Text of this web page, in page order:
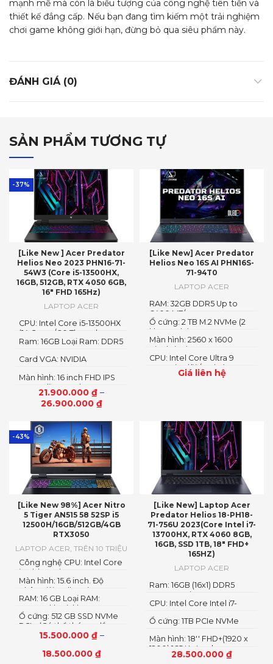
mạnh mẽ mà còn là biểu tượng của công nghệ tiên tiến và
thiết kế đẳng cấp. Nếu bạn đang tìm kiếm một trải nghiệm
chơi game không giới hạn, đừng bỏ qua siêu phẩm này.
ĐÁNH GIÁ (0)
SẢN PHẨM TƯƠNG TỰ
-37%
[Like New ] Acer Predator
Helios Neo 2023 PHN16-71-
54W3 (Core i5-13500HX,
16GB, 512GB, RTX 4050 6GB,
16″ FHD 165Hz)
LAPTOP ACER
21.900.000 ₫ –
26.900.000 ₫
Màn hình: 16 inch FHD IPS
165Hz SlimBezel, sRGB
100%, Acer ComfyView,
500 nits
Card VGA: NVIDIA
(140W)
Ram: 16GB Loại Ram: DDR5
CPU: Intel Core i5-13500HX
(14 Cores/ 20 Threads, up
to 4.70 GHz, 24MB)
[Like New] Acer Predator
Helios Neo 16S AI PHN16S-
71-94T0
LAPTOP ACER
Giá liên hệ
CPU: Intel Core Ultra 9
275HX (24 lõi / 24 luồng, 4.6
Màn hình: 2560 x 1600
pixels (2K)
Ổ cứng: 2 TB M.2 NVMe (2
khe, 1TB*2)
RAM: 32GB DDR5 Up to
6400 MT/s
-43%
[Like New 98%] Acer Nitro
5 Tiger AN515 58 52SP i5
12500H/16GB/512GB/4GB
RTX3050
LAPTOP ACER TRÊN 10 TRIỆU
15.500.000 ₫–
18.500.000 ₫
Ổ cứng: 512 GB SSD NVMe
PCIe (Có thể tháo ra, lắp
thanh khác tối đa 1 TB)
RAM: 16 GB Loại RAM:
DDR4 2 khe (1 khe 8 GB + 1
khe rời)
Màn hình: 15.6 inch. Độ
phân giải: Full HD (1920 x
1080)
Công nghệ CPU: Intel Core
i5 Alder Lake - 12500H
[Like New] Laptop Acer
Predator Helios 18-PH18-
71-756U 2023(Core Intel i7-
13700HX, RTX 4060 8GB,
16GB, SSD 1TB, 18″ FHD+
165HZ)
LAPTOP ACER
28.500.000 ₫
Màn hình: 18'' FHD+(1920 x
1200) 165 Hz In-plane
Switching (IPS)
Ổ cứng: 1TB PCIe NVMe
CPU: Intel Core Intel i7-
GHz 30MB
Ram: 16GB (16x1) DDR5
4800MHz (2x SO-DIMM
socket, up to 32GB
SDRAM)